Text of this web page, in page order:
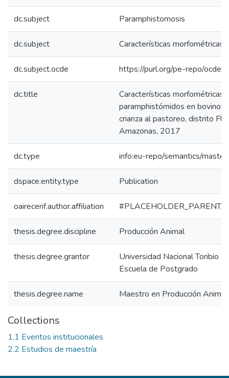
dc.subject Paramphistomosis
dc.subject Características morfométricas
dc.subject.ocde https://purl.org/pe-repo/ocde/
dc.title
Características morfométricas
paramphistómidos en bovinos
crianza al pastoreo, distrito
Amazonas, 2017
dc.type info:eu-repo/semantics/
dspace.entity.type Publication
oairecerif.author.affiliation
thesis.degree.discipline Producción Animal
thesis.degree.grantor
Universidad Nacional Toribio
Escuela de Postgrado
thesis.degree.name Maestro en Producción Animal
Collections
1.1 Eventos institucionales
2.2 Estudios de maestría